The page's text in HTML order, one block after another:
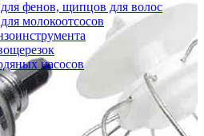
фенов, щипцов для волос
молокоотсосов
насосов